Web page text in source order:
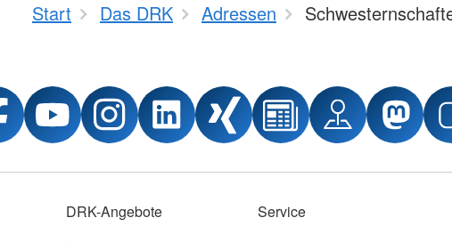
Start Das DRK Adressen
DRK-Angebote
Service